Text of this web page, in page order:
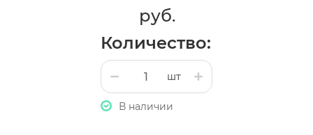
руб.
Количество:
шт
В наличии